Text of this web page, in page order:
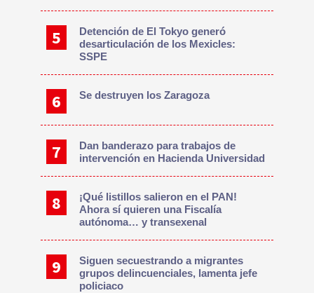
Detención de El Tokyo generó
desarticulación de los Mexicles:
SSPE
Se destruyen los Zaragoza
Dan banderazo para trabajos de
intervención en Hacienda Universidad
¡Qué listillos salieron en el PAN!
Ahora sí quieren una Fiscalía
autónoma… y transexenal
Siguen secuestrando a migrantes
grupos delincuenciales, lamenta jefe
policiaco